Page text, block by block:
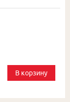
В корзину